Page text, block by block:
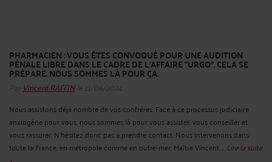
PHARMACIEN : VOUS ÊTES CONVOQUÉ POUR UNE AUDITION
PÉNALE LIBRE DANS LE CADRE DE L'AFFAIRE "URGO". CELA SE
PRÉPARE. NOUS SOMMES LÀ POUR ÇA.
Par Vincent RAFFINle 11/06/2024
Nous assistons déjà nombre de vos confrères. Face à ce processus judiciaire
anxiogène pour vous, nous sommes là pour vous assister, vous conseiller et
vous rassurer. N'hésitez donc pas à prendre contact. Nous intervenons dans
toute la France, en métropole comme en outre-mer, Maître Vincent ... Lire la suite